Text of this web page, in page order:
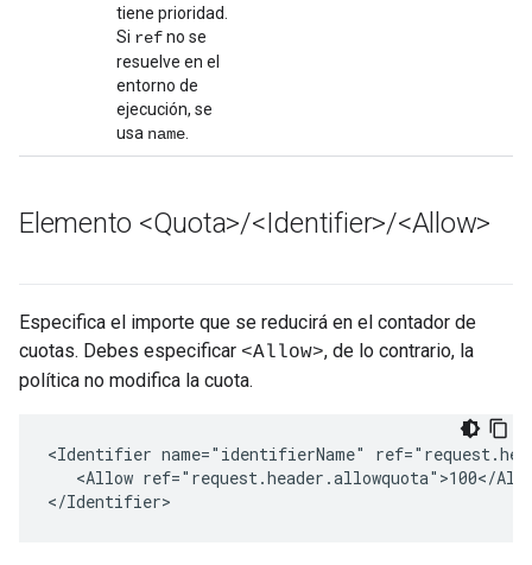
tiene prioridad.
Si refno se
resuelve en el
entorno de
ejecución, se
usa name
Elemento <Quota>/<Identifier>/<Allow>
Especifica el importe que se reducirá en el contador de
cuotas. Debes especificar <Allow>, de lo contrario, la
política no modifica la cuota.
<Identifier name="identifierName"
<Allow ref="request.header.allowquota">100</
</Identifier>